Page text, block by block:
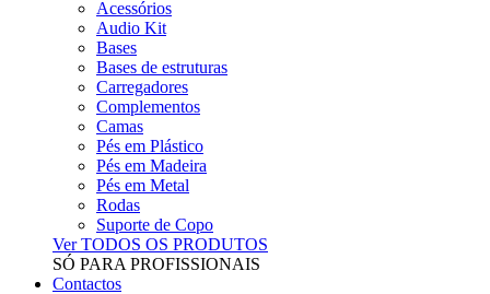
Acessórios
Audio Kit
Bases
Bases de estruturas
Carregadores
Complementos
Camas
Pés em Plástico
Pés em Madeira
Pés em Metal
Rodas
Suporte de Copo
Ver TODOS OS PRODUTOS
SÓ PARA PROFISSIONAIS
Contactos